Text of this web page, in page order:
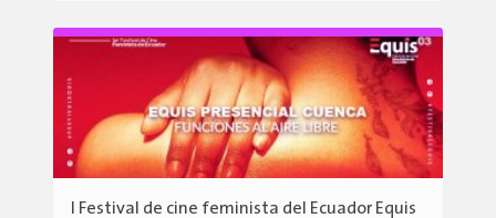
I Festival de cine feminista del Ecuador Equis